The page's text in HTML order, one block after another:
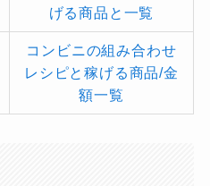
げる商品と一覧
コンビニの組み合わせ
レシピと稼げる商品/金
額一覧